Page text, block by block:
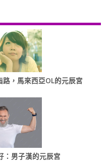
，馬來西亞OL的元辰宮
：男子漢的元辰宮